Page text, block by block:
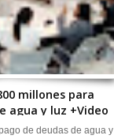
millones para
agua y luz +Video
de deudas de agua y